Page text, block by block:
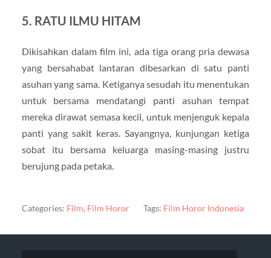
5. RATU ILMU HITAM
Dikisahkan dalam film ini, ada tiga orang pria dewasa
yang bersahabat lantaran dibesarkan di satu panti
asuhan yang sama. Ketiganya sesudah itu menentukan
untuk bersama mendatangi panti asuhan tempat
mereka dirawat semasa kecil, untuk menjenguk kepala
panti yang sakit keras. Sayangnya, kunjungan ketiga
sobat itu bersama keluarga masing-masing justru
berujung pada petaka.
Categories: Film, Film Horor Tags: Film Horor Indonesia